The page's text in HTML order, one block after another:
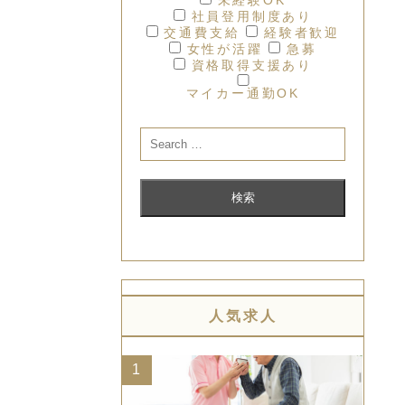
社員登用制度あり
交通費支給
経験者歓迎
女性が活躍
急募
資格取得支援あり
マイカー通勤OK
人気求人
1